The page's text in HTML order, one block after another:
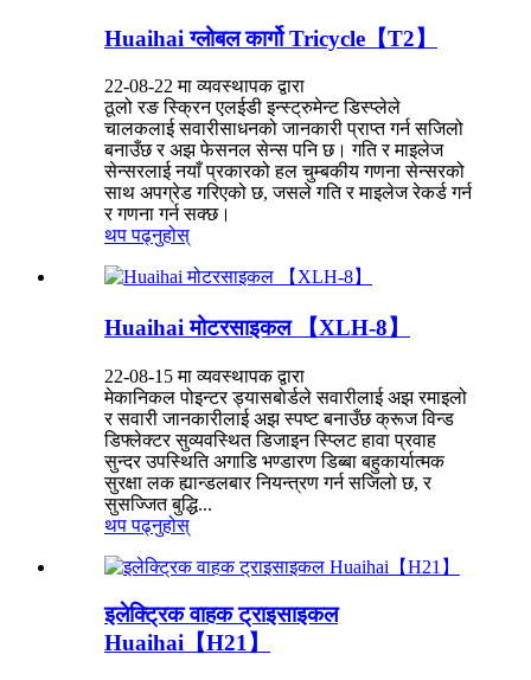
Huaihai ग्लोबल कार्गो Tricycle【T2】
22-08-22 मा व्यवस्थापक द्वारा
ठूलो रङ स्क्रिन एलईडी इन्स्ट्रुमेन्ट डिस्प्लेले
चालकलाई सवारीसाधनको जानकारी प्राप्त गर्न सजिलो
बनाउँछ र अझ फेसनल सेन्स पनि छ। गति र माइलेज
सेन्सरलाई नयाँ प्रकारको हल चुम्बकीय गणना सेन्सरको
साथ अपग्रेड गरिएको छ, जसले गति र माइलेज रेकर्ड गर्न
र गणना गर्न सक्छ।
थप पढ्नुहोस्
Huaihai मोटरसाइकल 【XLH-8】
22-08-15 मा व्यवस्थापक द्वारा
मेकानिकल पोइन्टर ड्यासबोर्डले सवारीलाई अझ रमाइलो
र सवारी जानकारीलाई अझ स्पष्ट बनाउँछ क्रूज विन्ड
डिफ्लेक्टर सुव्यवस्थित डिजाइन स्प्लिट हावा प्रवाह
सुन्दर उपस्थिति अगाडि भण्डारण डिब्बा बहुकार्यात्मक
सुरक्षा लक ह्यान्डलबार नियन्त्रण गर्न सजिलो छ, र
सुसज्जित बुद्धि...
थप पढ्नुहोस्
इलेक्ट्रिक वाहक ट्राइसाइकल
Huaihai【H21】